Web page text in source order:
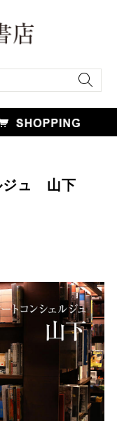
ジュ 山下